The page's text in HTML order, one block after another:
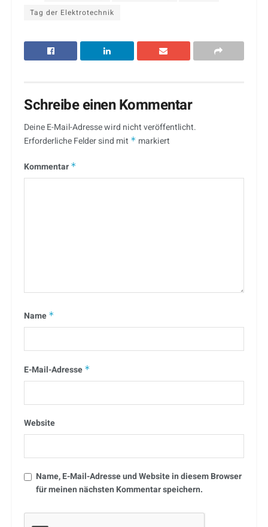
Tag der Elektrotechnik
Schreibe einen Kommentar
Deine E-Mail-Adresse wird nicht veröffentlicht.
Erforderliche Felder sind mit * markiert
Kommentar *
Name *
E-Mail-Adresse *
Website
Name, E-Mail-Adresse und Website in diesem Browser
für meinen nächsten Kommentar speichern.